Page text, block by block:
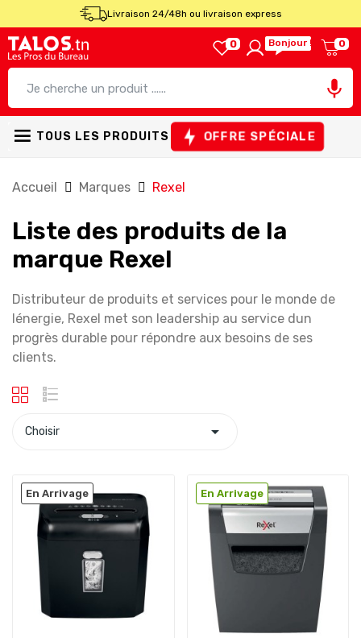
Livraison 24/48h ou livraison express
0 Bonjour ! 0

TOUS LES PRODUITS OFFRE SPÉCIALE
Accueil Marques Rexel
Liste des produits de la
marque Rexel
Distributeur de produits et services pour le monde de
lénergie, Rexel met son leadership au service dun
progrès durable pour répondre aux besoins de ses
clients.
Choisir 
En Arrivage En Arrivage